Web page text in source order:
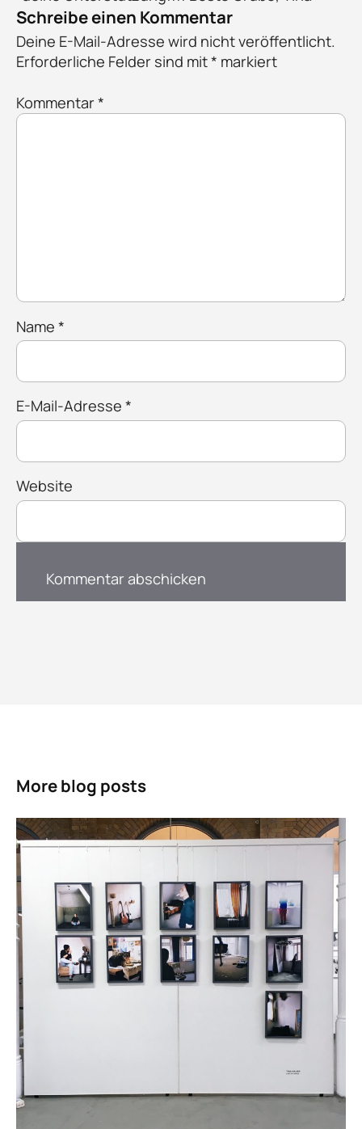
Schreibe einen Kommentar
Deine E-Mail-Adresse wird nicht veröffentlicht.
Erforderliche Felder sind mit* markiert
Kommentar *
Name *
E-Mail-Adresse *
Website
More blog posts